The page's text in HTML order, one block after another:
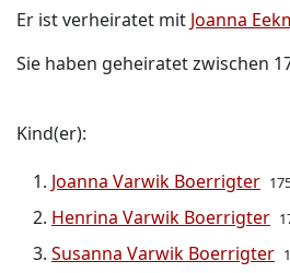
Er ist verheiratet mit Joanna
Sie haben geheiratet zwischen
Kind(er):
Joanna Varwik Boerrigter
Henrina Varwik Boerrigter
Susanna Varwik Boerrigter